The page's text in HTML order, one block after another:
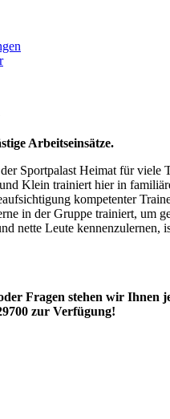
Arbeitseinsätze.
Sportpalast Heimat für viele
Klein trainiert hier in
kompetenter
in der Gruppe trainiert, um
nette Leute kennenzulernen,
Fragen stehen wir Ihnen
zur Verfügung!